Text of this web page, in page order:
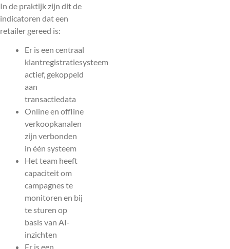
In de praktijk zijn dit de
indicatoren dat een
retailer gereed is:
Er is een centraal
klantregistratiesysteem
actief, gekoppeld
aan
transactiedata
Online en offline
verkoopkanalen
zijn verbonden
in één systeem
Het team heeft
capaciteit om
campagnes te
monitoren en bij
te sturen op
basis van AI-
inzichten
Er is een